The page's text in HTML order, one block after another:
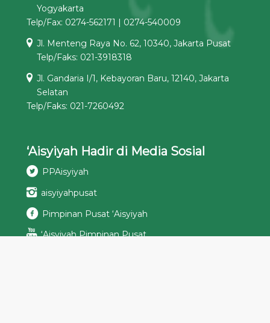
Yogyakarta
Telp/Fax: 0274-562171 | 0274-540009
Jl. Menteng Raya No. 62, 10340, Jakarta Pusat
Telp/Faks: 021-3918318
Jl. Gandaria I/1, Kebayoran Baru, 12140, Jakarta
Selatan
Telp/Faks: 021-7260492
‘Aisyiyah Hadir di Media Sosial
PPAisyiyah
aisyiyahpusat
Pimpinan Pusat ‘Aisyiyah
‘Aisyiyah Pimpinan Pusat